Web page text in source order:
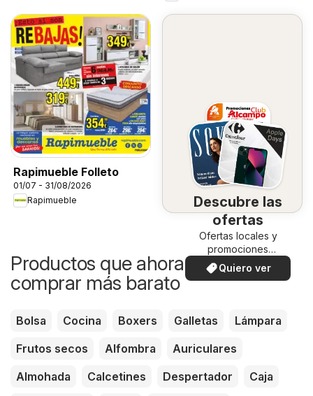
Rapimueble Folleto
01/07 - 31/08/2026
Rapimueble
Descubre las
ofertas
Ofertas locales y
promociones
especiales.
Quiero ver
Productos que ahora puedes
comprar más barato
Bolsa Cocina Boxers Galletas
Lámpara
Frutos secos
Alfombra
Auriculares
Almohada
Calcetines Despertador
Caja